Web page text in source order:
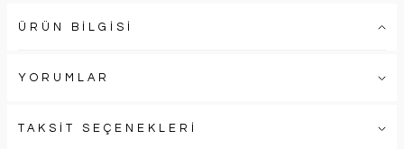
ÜRÜN BİLGİSİ
YORUMLAR
TAKSİT SEÇENEKLERİ